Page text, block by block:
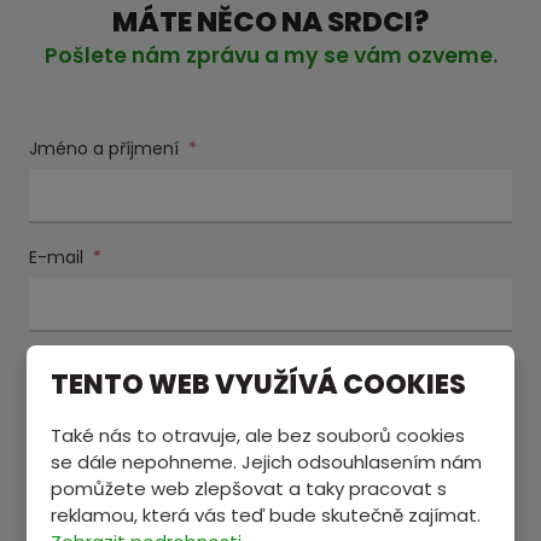
MÁTE NĚCO NA SRDCI?
Pošlete nám zprávu a my se vám ozveme.
Jméno a příjmení *
E-mail *
TENTO WEB VYUŽÍVÁ COOKIES
Také nás to otravuje, ale bez souborů cookies
se dále nepohneme. Jejich odsouhlasením nám
pomůžete web zlepšovat a taky pracovat s
reklamou, která vás teď bude skutečně zajímat.